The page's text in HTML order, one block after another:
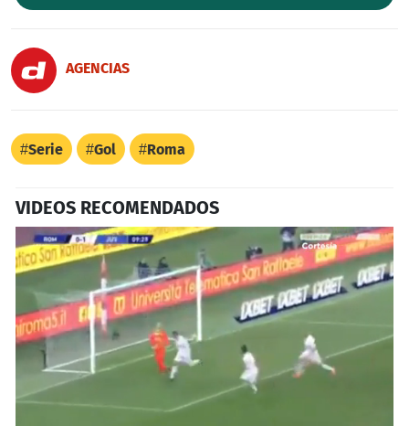
AGENCIAS
Serie Gol Roma
VIDEOS RECOMENDADOS